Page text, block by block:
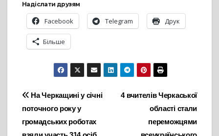
Надіслати друзям
Facebook Telegram Друк
Більше
Навігація
записів
4 вчителів Черкаської
області стали
переможцями
На Черкащині у січні
поточного року у
громадських роботах